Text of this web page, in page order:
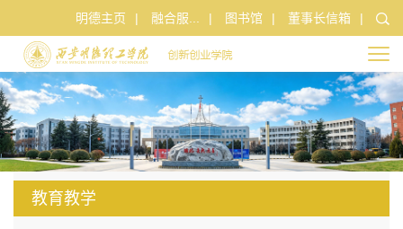
明德主页 | 融合服... | 图书馆 | 董事长信箱 |
教育教学